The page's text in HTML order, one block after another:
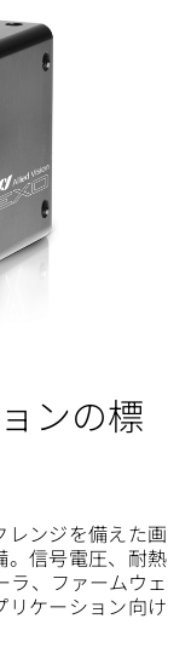
ンの標
ンジを備えた画
。信号電圧、耐熱
ラ、ファームウェ
リケーション向け